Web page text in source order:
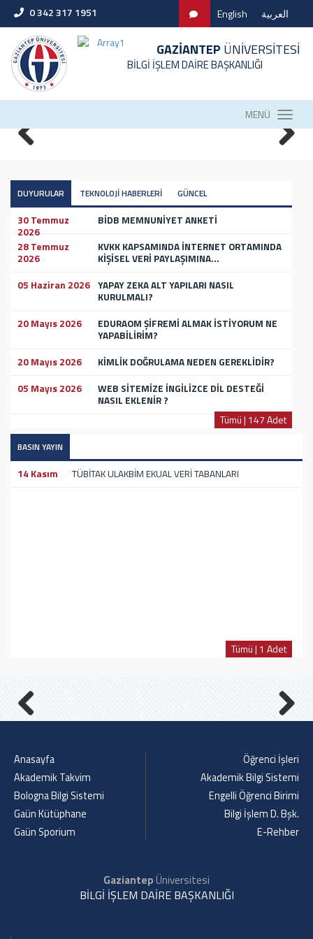
0 342 317 1951 English العربية
GAZİANTEP ÜNİVERSİTESİ
BİLGİ İŞLEM DAİRE BAŞKANLIĞI
MENÜ
DUYURULAR TEKNOLOJİ HABERLERİ GÜNCEL
30 Temmuz
2026
BİDB MEMNUNİYET ANKETİ
28 Temmuz
2026
KVKK KAPSAMINDA İNTERNET ORTAMINDA
KİŞİSEL VERİ PAYLAŞIMINA...
05 Haziran 2026 YAPAY ZEKA ALT YAPILARI NASIL
KURULMALI?
20 Mayıs 2026
EDURAOM ŞİFREMİ ALMAK İSTİYORUM NE
YAPABİLİRİM?
20 Mayıs 2026
KİMLİK DOĞRULAMA NEDEN GEREKLİDİR?
05 Mayıs 2026
WEB SİTEMİZE İNGİLİZCE DİL DESTEĞİ
NASIL EKLENİR ?
Tümü | 147 Adet
BASIN YAYIN
14 Kasım TÜBİTAK ULAKBİM EKUAL VERİ TABANLARI
Tümü | 1 Adet
Anasayfa
Akademik Takvim
Bologna Bilgi Sistemi
Gaün Kütüphane
Gaün Sporium
Öğrenci İşleri
Akademik Bilgi Sistemi
Engelli Öğrenci Birimi
Bilgi İşlem D. Bşk.
E-Rehber
GaziantepÜniversitesi
BİLGİ İŞLEM DAİRE BAŞKANLIĞI